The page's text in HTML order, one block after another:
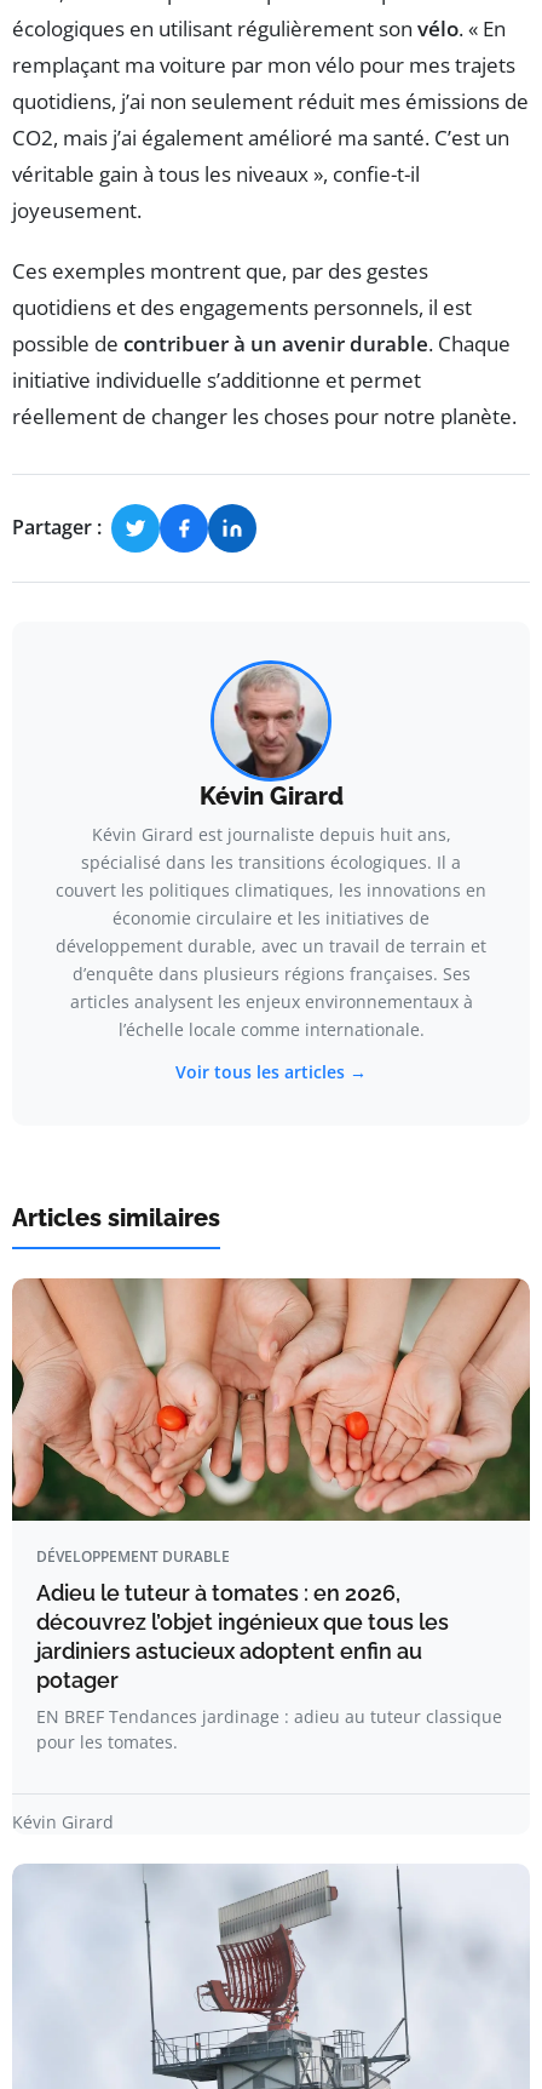
écologiques en utilisant régulièrement son vélo. « En
remplaçant ma voiture par mon vélo pour mes trajets
quotidiens, j’ai non seulement réduit mes émissions de
CO2, mais j’ai également amélioré ma santé. C’est un
véritable gain à tous les niveaux », confie-t-il
joyeusement.
Ces exemples montrent que, par des gestes
quotidiens et des engagements personnels, il est
possible de contribuer à un avenir durable. Chaque
initiative individuelle s’additionne et permet
réellement de changer les choses pour notre planète.
Partager :
Kévin Girard
Kévin Girard est journaliste depuis huit ans,
spécialisé dans les transitions écologiques. Il a
couvert les politiques climatiques, les innovations en
économie circulaire et les initiatives de
développement durable, avec un travail de terrain et
d’enquête dans plusieurs régions françaises. Ses
articles analysent les enjeux environnementaux à
l’échelle locale comme internationale.
Voir tous les articles →
Articles similaires
DÉVELOPPEMENT DURABLE
Adieu le tuteur à tomates : en 2026,
découvrez l’objet ingénieux que tous les
jardiniers astucieux adoptent enfin au
potager
EN BREF Tendances jardinage : adieu au tuteur classique
pour les tomates.
Kévin Girard